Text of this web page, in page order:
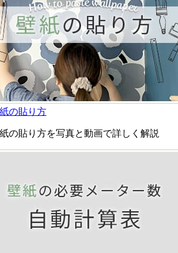
の貼り方
の貼り方を写真と動画で詳しく解説